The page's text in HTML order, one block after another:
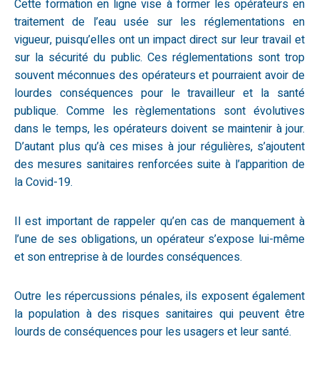
Cette formation en ligne vise à former les opérateurs en
traitement de l’eau usée sur les réglementations en
vigueur, puisqu’elles ont un impact direct sur leur travail et
sur la sécurité du public. Ces réglementations sont trop
souvent méconnues des opérateurs et pourraient avoir de
lourdes conséquences pour le travailleur et la santé
publique. Comme les règlementations sont évolutives
dans le temps, les opérateurs doivent se maintenir à jour.
D’autant plus qu’à ces mises à jour régulières, s’ajoutent
des mesures sanitaires renforcées suite à l’apparition de
la Covid-19.
Il est important de rappeler qu’en cas de manquement à
l’une de ses obligations, un opérateur s’expose lui-même
et son entreprise à de lourdes conséquences.
Outre les répercussions pénales, ils exposent également
la population à des risques sanitaires qui peuvent être
lourds de conséquences pour les usagers et leur santé.